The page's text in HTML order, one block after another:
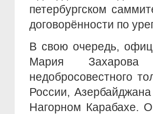
петербургском
договорённости по
В свою очередь,
Мария
недобросовестного
России,
Нагорном Карабахе.